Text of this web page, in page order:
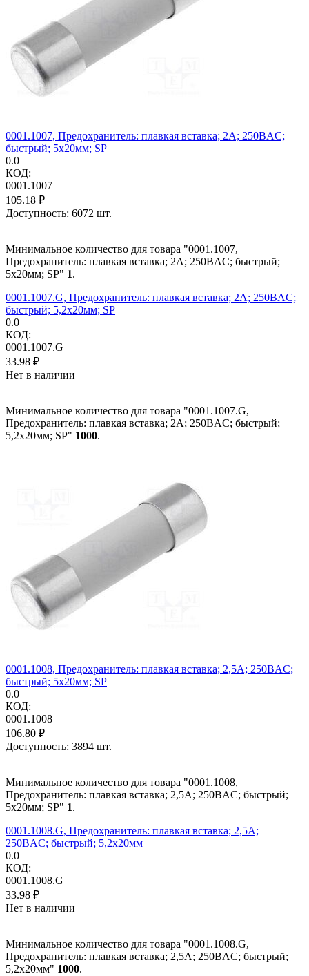
0001.1007, Предохранитель: плавкая вставка; 2А; 250ВAC;
быстрый; 5x20мм; SP
0.0
КОД:
0001.1007
105.18 ₽
Доступность: 6072 шт.
Минимальное количество для товара "0001.1007,
Предохранитель: плавкая вставка; 2А; 250ВAC; быстрый;
5x20мм; SP" 1.
0001.1007.G, Предохранитель: плавкая вставка; 2А; 250ВAC;
быстрый; 5,2x20мм; SP
0.0
КОД:
0001.1007.G
33.98 ₽
Нет в наличии
Минимальное количество для товара "0001.1007.G,
Предохранитель: плавкая вставка; 2А; 250ВAC; быстрый;
5,2x20мм; SP" 1000.
0001.1008, Предохранитель: плавкая вставка; 2,5А; 250ВAC;
быстрый; 5x20мм; SP
0.0
КОД:
0001.1008
106.80 ₽
Доступность: 3894 шт.
Минимальное количество для товара "0001.1008,
Предохранитель: плавкая вставка; 2,5А; 250ВAC; быстрый;
5x20мм; SP" 1.
0001.1008.G, Предохранитель: плавкая вставка; 2,5А;
250ВAC; быстрый; 5,2x20мм
0.0
КОД:
0001.1008.G
33.98 ₽
Нет в наличии
Минимальное количество для товара "0001.1008.G,
Предохранитель: плавкая вставка; 2,5А; 250ВAC; быстрый;
5,2x20мм" 1000.